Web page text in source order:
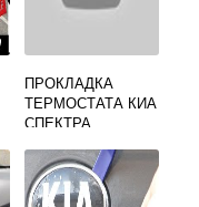
ПРОКЛАДКА
ТЕРМОСТАТА КИА
СПЕКТРА